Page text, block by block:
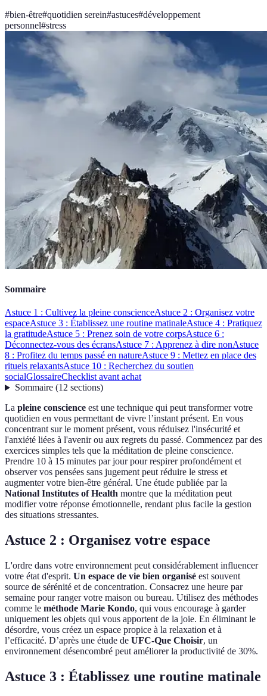
#bien-être#quotidien serein#astuces#développement
personnel#stress
Sommaire
Astuce 1 : Cultivez la pleine conscienceAstuce 2 : Organisez votre
espaceAstuce 3 : Établissez une routine matinaleAstuce 4 : Pratiquez
la gratitudeAstuce 5 : Prenez soin de votre corpsAstuce 6 :
Déconnectez-vous des écransAstuce 7 : Apprenez à dire nonAstuce
8 : Profitez du temps passé en natureAstuce 9 : Mettez en place des
rituels relaxantsAstuce 10 : Recherchez du soutien
socialGlossaireChecklist avant achat
Sommaire(12 sections)
La pleine conscience est une technique qui peut transformer votre
quotidien en vous permettant de vivre l’instant présent. En vous
concentrant sur le moment présent, vous réduisez l'insécurité et
l'anxiété liées à l'avenir ou aux regrets du passé. Commencez par des
exercices simples tels que la méditation de pleine conscience.
Prendre 10 à 15 minutes par jour pour respirer profondément et
observer vos pensées sans jugement peut réduire le stress et
augmenter votre bien-être général. Une étude publiée par la
National Institutes of Health montre que la méditation peut
modifier votre réponse émotionnelle, rendant plus facile la gestion
des situations stressantes.
Astuce 2 : Organisez votre espace
L'ordre dans votre environnement peut considérablement influencer
votre état d'esprit. Un espace de vie bien organisé est souvent
source de sérénité et de concentration. Consacrez une heure par
semaine pour ranger votre maison ou bureau. Utilisez des méthodes
comme le méthode Marie Kondo, qui vous encourage à garder
uniquement les objets qui vous apportent de la joie. En éliminant le
désordre, vous créez un espace propice à la relaxation et à
l’efficacité. D’après une étude de UFC-Que Choisir, un
environnement désencombré peut améliorer la productivité de 30%.
Astuce 3 : Établissez une routine matinale